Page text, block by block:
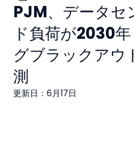
PJM、データセ
ド負荷が2030
グブラックアウ
測
更新日：6月17日